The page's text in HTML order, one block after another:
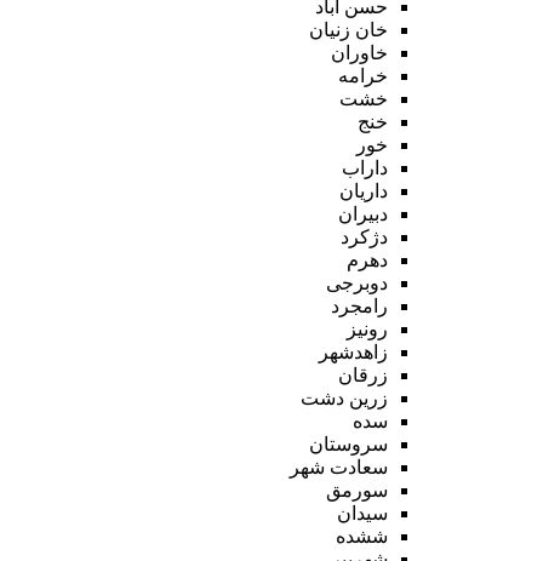
حسن آباد
خان زنیان
خاوران
خرامه
خشت
خنج
خور
داراب
داریان
دبیران
دژکرد
دهرم
دوبرجی
رامجرد
رونیز
زاهدشهر
زرقان
زرین دشت
سده
سروستان
سعادت شهر
سورمق
سیدان
ششده